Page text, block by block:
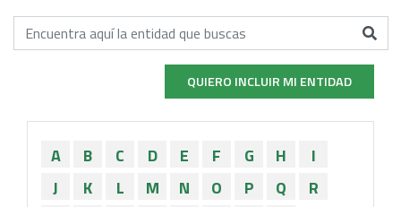
QUIERO INCLUIR MI ENTIDAD
A B C D E F G H
I
J
K L M N O P Q
R